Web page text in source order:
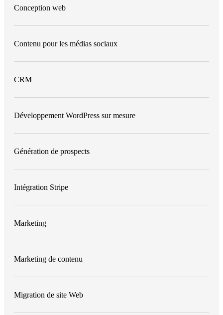
Conception web
Contenu pour les médias sociaux
CRM
Développement WordPress sur mesure
Génération de prospects
Intégration Stripe
Marketing
Marketing de contenu
Migration de site Web